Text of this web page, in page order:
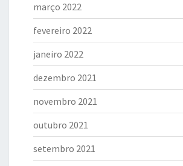
março 2022
fevereiro 2022
janeiro 2022
dezembro 2021
novembro 2021
outubro 2021
setembro 2021